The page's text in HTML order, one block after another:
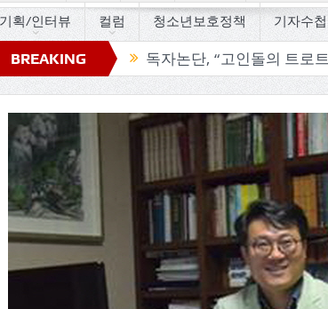
기획/인터뷰 컬럼 청소년보호정책 기자수
BREAKING
NEWS
독자논단, “고인돌의 트로트 세월따라 사